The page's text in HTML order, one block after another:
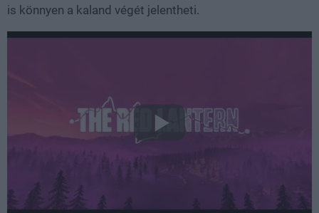
is könnyen a kaland végét jelentheti.